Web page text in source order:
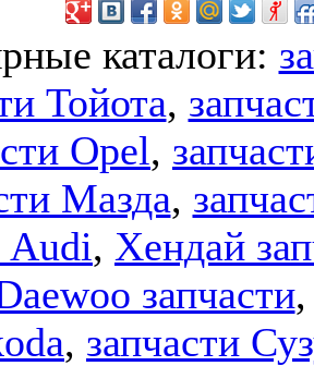
каталоги:
Тойота,
Opel,
Мазда,
Audi, Хендай
запчасти
, запчасти